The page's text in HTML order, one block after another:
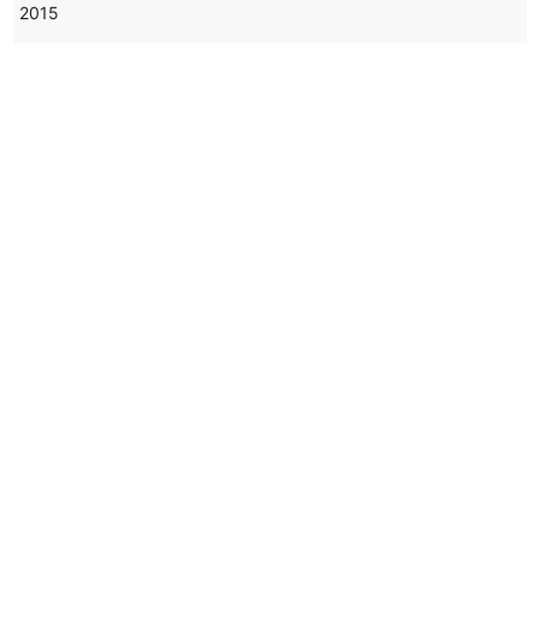
2015